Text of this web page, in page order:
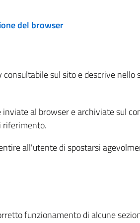
del browser
sul sito e descrive
al browser e archiviate sul
riferimento.
all'utente di spostarsi
funzionamento di alcune